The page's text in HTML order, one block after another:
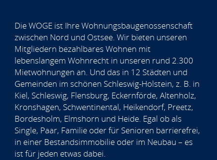
Die WOGE ist Ihre Wohnungsbaugenossenschaft
zwischen Nord und Ostsee. Wir bieten unseren
Mitgliedern bezahlbares Wohnen mit
lebenslangem Wohnrecht in unseren rund 2.300
Mietwohnungen an. Und das in 12 Städten und
Gemeinden im schönen Schleswig-Holstein, z. B. in
Kiel, Schleswig, Flensburg, Eckernförde, Altenholz,
Kronshagen, Schwentinental, Heikendorf, Preetz,
Bordesholm, Elmshorn und Heide. Egal ob als
Single, Paar, Familie oder für Senioren barrierefrei,
in einer Bestandsimmobilie oder im Neubau – es
ist für jeden etwas dabei.